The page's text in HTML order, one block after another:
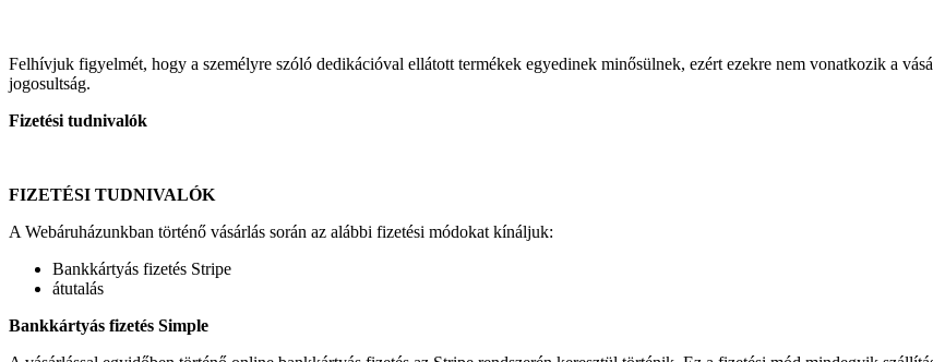
Felhívjuk figyelmét, hogy a személyre szóló dedikációval ellátott termékek egyedinek minősülnek, ezért ezekre nem vonatkozik a
jogosultság.
Fizetési tudnivalók
FIZETÉSI TUDNIVALÓK
A Webáruházunkban történő vásárlás során az alábbi fizetési módokat kínáljuk:
Bankkártyás fizetés Stripe
átutalás
Bankkártyás fizetés Simple